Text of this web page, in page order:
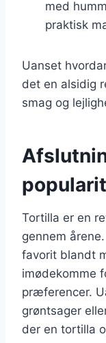
med
praktisk
Uanset
det en alsidig
smag og
Tortilla er en
gennem
favorit blandt
imødekomme
præferencer.
grøntsager
der en tortilla